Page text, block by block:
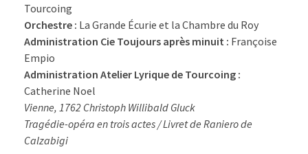
Tourcoing
Orchestre : La Grande Écurie et la Chambre du Roy
Administration Cie Toujours après minuit : Françoise
Empio
Administration Atelier Lyrique de Tourcoing :
Catherine Noel
Vienne, 1762 Christoph Willibald Gluck
Tragédie-opéra en trois actes / Livret de Raniero de
Calzabigi